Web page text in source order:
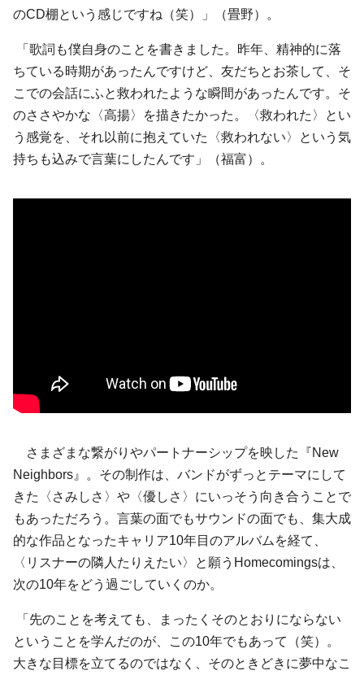
のCD棚という感じですね（笑）」（畳野）。
「歌詞も僕自身のことを書きました。昨年、精神的に落
ちている時期があったんですけど、友だちとお茶して、そ
こでの会話にふと救われたような瞬間があったんです。そ
のささやかな〈高揚〉を描きたかった。〈救われた〉とい
う感覚を、それ以前に抱えていた〈救われない〉という気
持ちも込みで言葉にしたんです」（福富）。
さまざまな繋がりやパートナーシップを映した『New
Neighbors』。その制作は、バンドがずっとテーマにして
きた〈さみしさ〉や〈優しさ〉にいっそう向き合うことで
もあっただろう。言葉の面でもサウンドの面でも、集大成
的な作品となったキャリア10年目のアルバムを経て、
〈リスナーの隣人たりえたい〉と願うHomecomingsは、
次の10年をどう過ごしていくのか。
「先のことを考えても、まったくそのとおりにならない
ということを学んだのが、この10年でもあって（笑）。
大きな目標を立てるのではなく、そのときどきに夢中なこ